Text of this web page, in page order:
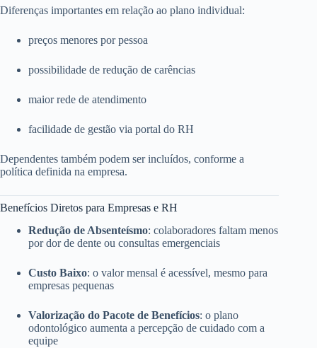
Diferenças importantes em relação ao plano individual:
preços menores por pessoa
possibilidade de redução de carências
maior rede de atendimento
facilidade de gestão via portal do RH
Dependentes também podem ser incluídos, conforme a
política definida na empresa.
Benefícios Diretos para Empresas e RH
Redução de Absenteísmo: colaboradores faltam menos
por dor de dente ou consultas emergenciais
Custo Baixo: o valor mensal é acessível, mesmo para
empresas pequenas
Valorização do Pacote de Benefícios: o plano
odontológico aumenta a percepção de cuidado com a
equipe